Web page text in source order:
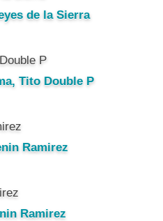
de la Sierra
Tito Double P
Ramirez
Ramirez